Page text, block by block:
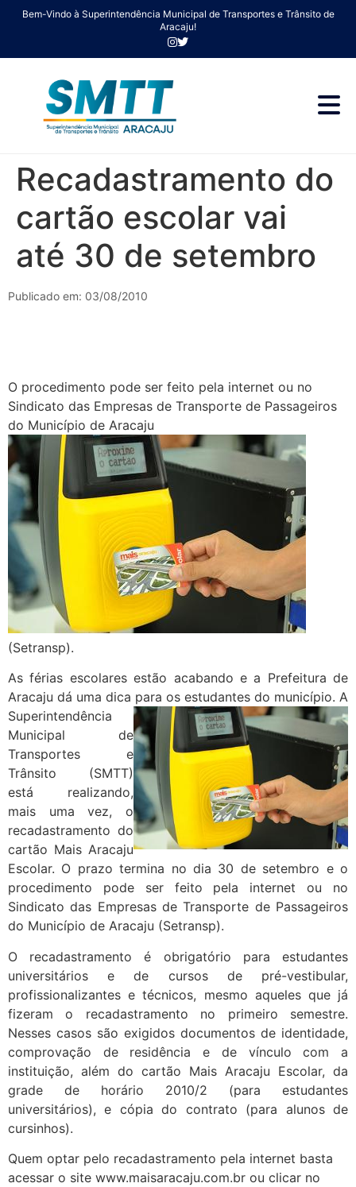
Bem-Vindo à Superintendência Municipal de Transportes e Trânsito de
Aracaju!
Recadastramento do
cartão escolar vai
até 30 de setembro
Publicado em: 03/08/2010
O procedimento pode ser feito pela internet ou no
Sindicato das Empresas de Transporte de Passageiros
do Município de Aracaju
(Setransp).
As férias escolares estão acabando e a Prefeitura de
Aracaju dá uma dica para os estudantes do município. A
Superintendência
Municipal de
Transportes e
Trânsito (SMTT)
está realizando,
mais uma vez, o
recadastramento do
cartão Mais Aracaju
Escolar. O prazo termina no dia 30 de setembro e o
procedimento pode ser feito pela internet ou no
Sindicato das Empresas de Transporte de Passageiros
do Município de Aracaju (Setransp).
O recadastramento é obrigatório para estudantes
universitários e de cursos de pré-vestibular,
profissionalizantes e técnicos, mesmo aqueles que já
fizeram o recadastramento no primeiro semestre.
Nesses casos são exigidos documentos de identidade,
comprovação de residência e de vínculo com a
instituição, além do cartão Mais Aracaju Escolar, da
grade de horário 2010/2 (para estudantes
universitários), e cópia do contrato (para alunos de
cursinhos).
Quem optar pelo recadastramento pela internet basta
acessar o site www.maisaracaju.com.br ou clicar no